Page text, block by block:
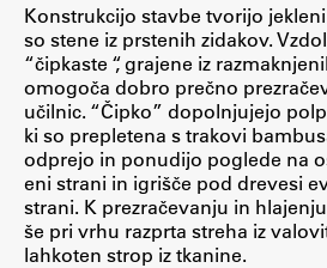
Konstrukcijo stavbe tvorijo
so stene iz prstenih zidakov.
“čipkaste “, grajene iz
omogoča dobro prečno
učilnic. “Čipko” dopolnjujejo
ki so prepletena s trakovi
odprejo in ponudijo poglede na
eni strani in igrišče pod drevesi
strani. K prezračevanju in
še pri vrhu razprta streha iz
lahkoten strop iz tkanine.